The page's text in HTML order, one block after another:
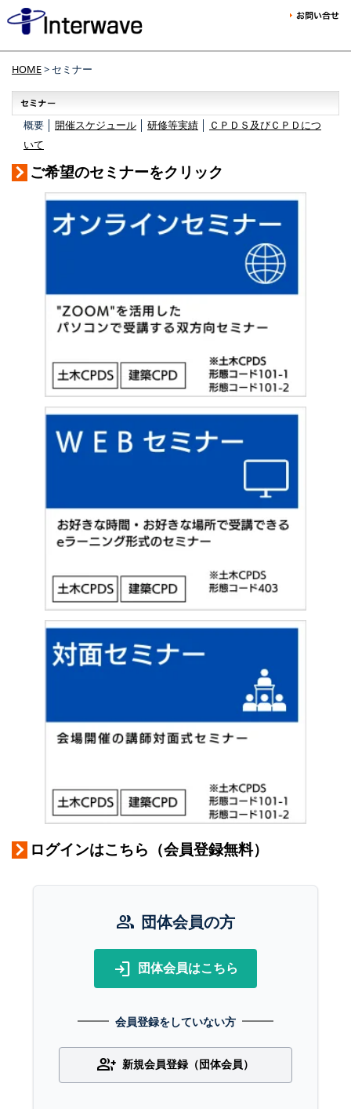
HOME> セミナー
概要 │ 開催スケジュール 研修等実績
ＣＰＤＳ及びＣＰＤにつ
いて
ご希望のセミナーをクリック
ログインはこちら（会員登録無料）
group 団体会員の方
login 団体会員はこちら
会員登録をしていない方
group_add 新規会員登録（団体会員）